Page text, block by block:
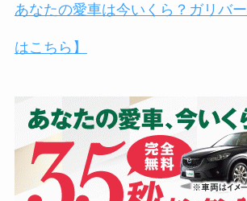
あなたの愛車は今いくら？ガリバ
はこちら】